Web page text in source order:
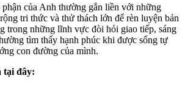
phận của Anh thường gắn liền với những
tri thức và thử thách lớn để rèn luyện bản
trong những lĩnh vực đòi hỏi giao tiếp, sáng
tìm thấy hạnh phúc khi được sống tự
con đường của mình.
tại đây: